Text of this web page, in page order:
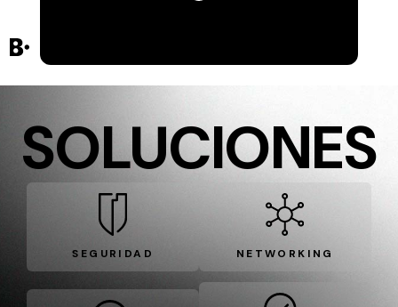
SOLUCIONES
SEGURIDAD NETWORKING